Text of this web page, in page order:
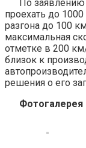
По заявлению
проехать до
разгона до 100
максимальная
отметке в 200
близок к
решения о его
Фотогалерея